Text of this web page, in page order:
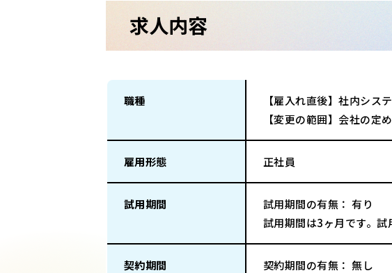
求人内容
職種
【雇入れ直後】社内シス
【変更の範囲】会社の定
雇用形態 正社員
試用期間
試用期間の有無： 有り
試用期間は3ヶ月です。試
契約期間 契約期間の有無： 無し